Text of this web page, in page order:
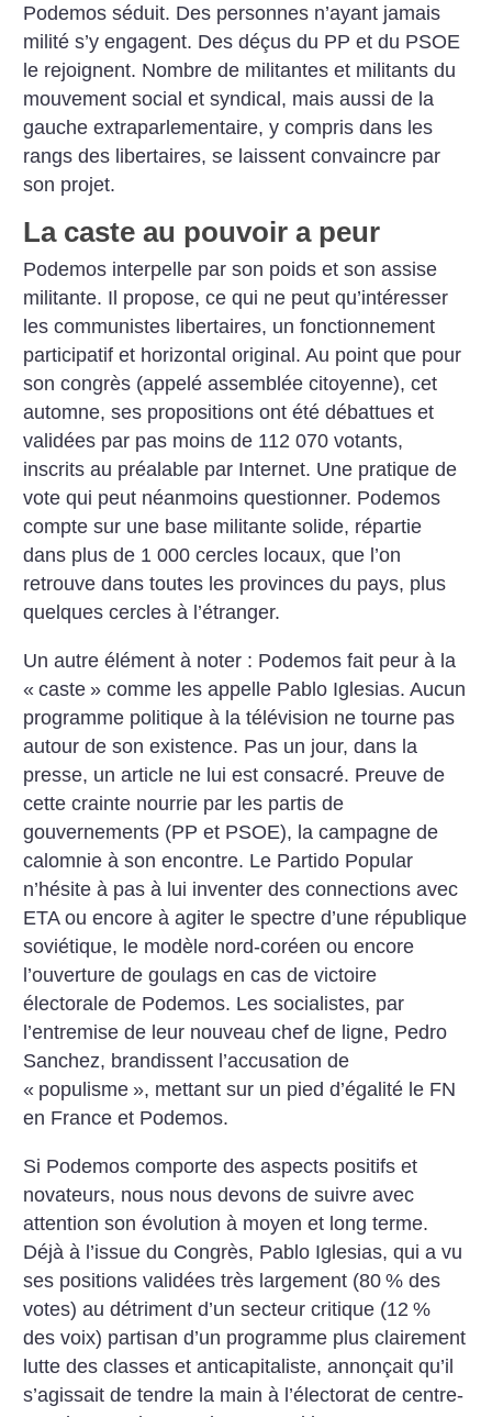
Podemos séduit. Des personnes n’ayant jamais
milité s’y engagent. Des déçus du PP et du PSOE
le rejoignent. Nombre de militantes et militants du
mouvement social et syndical, mais aussi de la
gauche extraparlementaire, y compris dans les
rangs des libertaires, se laissent convaincre par
son projet.
La caste au pouvoir a peur
Podemos interpelle par son poids et son assise
militante. Il propose, ce qui ne peut qu’intéresser
les communistes libertaires, un fonctionnement
participatif et horizontal original. Au point que pour
son congrès (appelé assemblée citoyenne), cet
automne, ses propositions ont été débattues et
validées par pas moins de 112 070 votants,
inscrits au préalable par Internet. Une pratique de
vote qui peut néanmoins questionner. Podemos
compte sur une base militante solide, répartie
dans plus de 1 000 cercles locaux, que l’on
retrouve dans toutes les provinces du pays, plus
quelques cercles à l’étranger.
Un autre élément à noter : Podemos fait peur à la
« caste » comme les appelle Pablo Iglesias. Aucun
programme politique à la télévision ne tourne pas
autour de son existence. Pas un jour, dans la
presse, un article ne lui est consacré. Preuve de
cette crainte nourrie par les partis de
gouvernements (PP et PSOE), la campagne de
calomnie à son encontre. Le Partido Popular
n’hésite à pas à lui inventer des connections avec
ETA ou encore à agiter le spectre d’une république
soviétique, le modèle nord-coréen ou encore
l’ouverture de goulags en cas de victoire
électorale de Podemos. Les socialistes, par
l’entremise de leur nouveau chef de ligne, Pedro
Sanchez, brandissent l’accusation de
« populisme », mettant sur un pied d’égalité le FN
en France et Podemos.
Si Podemos comporte des aspects positifs et
novateurs, nous nous devons de suivre avec
attention son évolution à moyen et long terme.
Déjà à l’issue du Congrès, Pablo Iglesias, qui a vu
ses positions validées très largement (80 % des
votes) au détriment d’un secteur critique (12 %
des voix) partisan d’un programme plus clairement
lutte des classes et anticapitaliste, annonçait qu’il
s’agissait de tendre la main à l’électorat de centre-